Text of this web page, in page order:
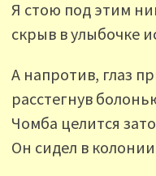
Я стою под этим
скрыв в улыбочке
А напротив, глаз
расстегнув
Чомба целится
Он сидел в